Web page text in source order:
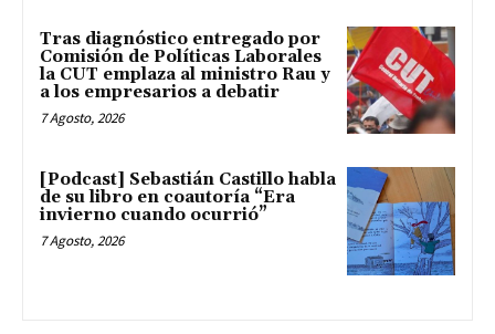
Tras diagnóstico entregado por
Comisión de Políticas Laborales
la CUT emplaza al ministro Rau y
a los empresarios a debatir
7 Agosto, 2026
[Podcast] Sebastián Castillo habla
de su libro en coautoría “Era
invierno cuando ocurrió”
7 Agosto, 2026